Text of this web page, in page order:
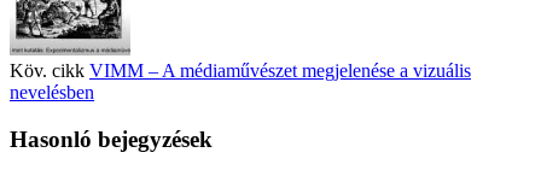
Köv. cikk VIMM – A médiaművészet megjelenése a vizuális
nevelésben
Hasonló bejegyzések